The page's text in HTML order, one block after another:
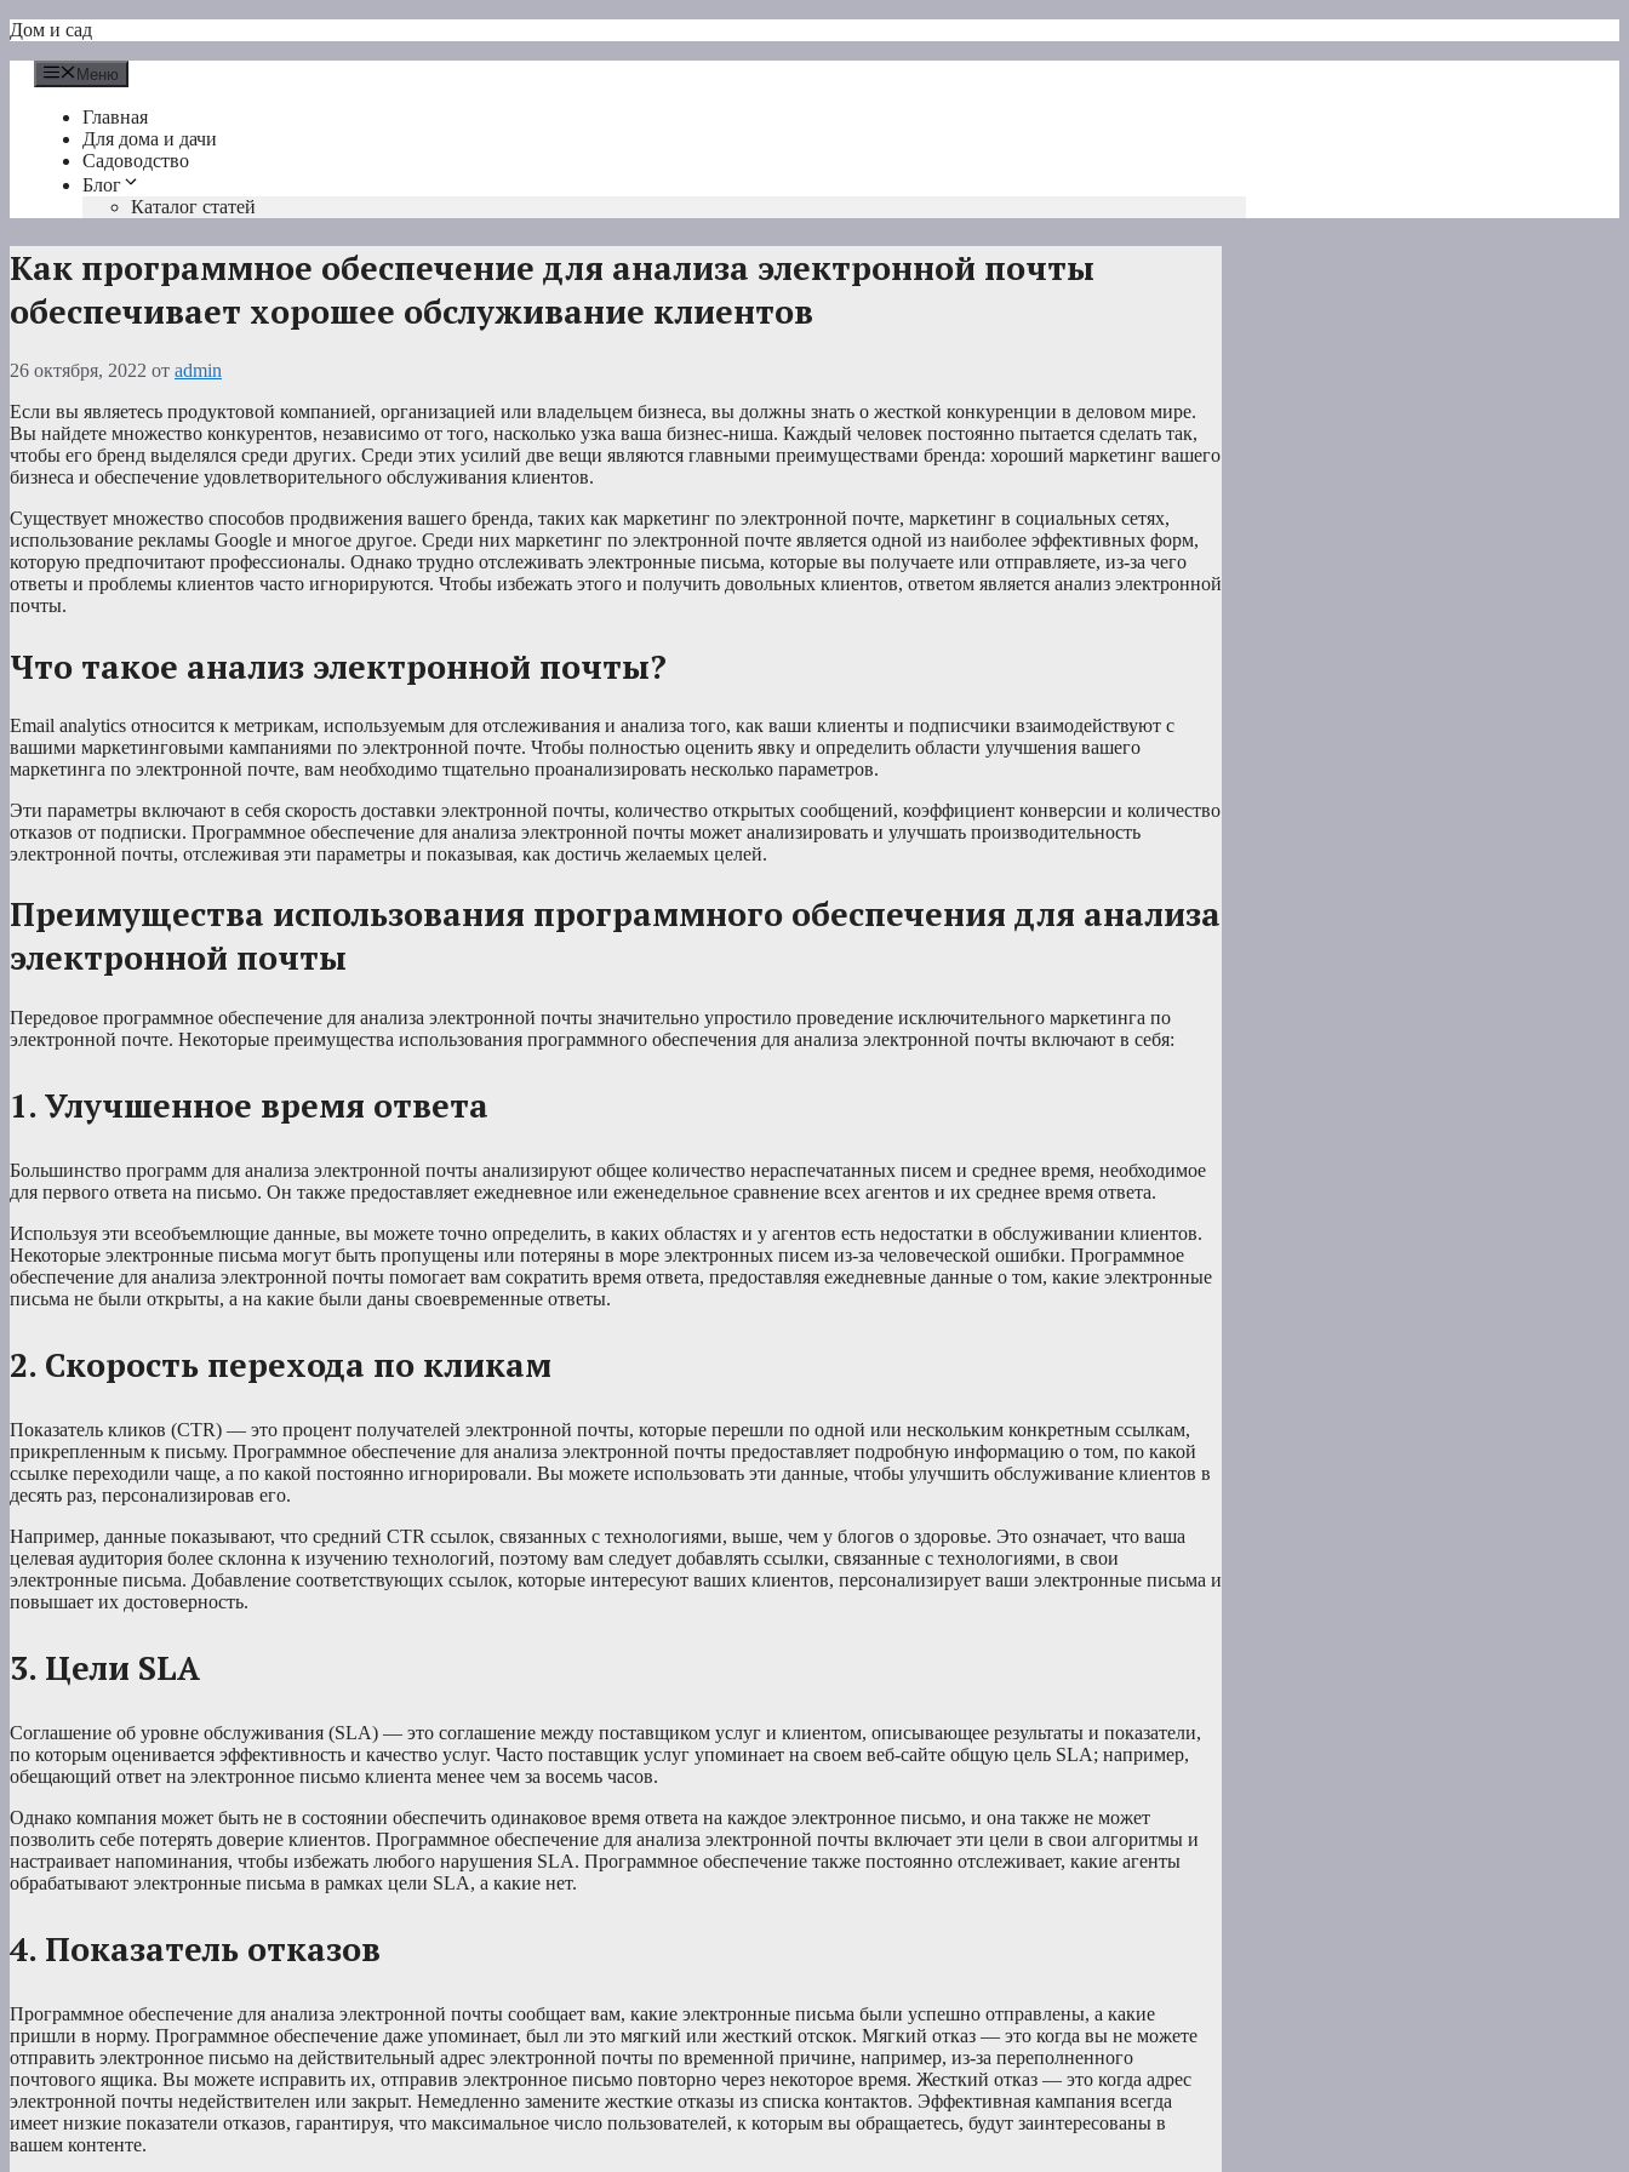
Перейти
содержимому
Дом и сад
Меню
Главная
Для дома и дачи
Садоводство
Блог
Каталог статей
Как программное обеспечение для анализа электронной почты
обеспечивает хорошее обслуживание клиентов
26 октября, 2022 от admin
Если вы являетесь продуктовой компанией, организацией или владельцем бизнеса, вы должны знать о жесткой конкуренции в деловом мире.
Вы найдете множество конкурентов, независимо от того, насколько узка ваша бизнес-ниша. Каждый человек постоянно пытается сделать так,
чтобы его бренд выделялся среди других. Среди этих усилий две вещи являются главными преимуществами бренда: хороший маркетинг вашего
бизнеса и обеспечение удовлетворительного обслуживания клиентов.
Существует множество способов продвижения вашего бренда, таких как маркетинг по электронной почте, маркетинг в социальных сетях,
использование рекламы Google и многое другое. Среди них маркетинг по электронной почте является одной из наиболее эффективных форм,
которую предпочитают профессионалы. Однако трудно отслеживать электронные письма, которые вы получаете или отправляете, из-за чего
ответы и проблемы клиентов часто игнорируются. Чтобы избежать этого и получить довольных клиентов, ответом является анализ электронной
почты.
Что такое анализ электронной почты?
Email analytics относится к метрикам, используемым для отслеживания и анализа того, как ваши клиенты и подписчики взаимодействуют с
вашими маркетинговыми кампаниями по электронной почте. Чтобы полностью оценить явку и определить области улучшения вашего
маркетинга по электронной почте, вам необходимо тщательно проанализировать несколько параметров.
Эти параметры включают в себя скорость доставки электронной почты, количество открытых сообщений, коэффициент конверсии и количество
отказов от подписки. Программное обеспечение для анализа электронной почты может анализировать и улучшать производительность
электронной почты, отслеживая эти параметры и показывая, как достичь желаемых целей.
Преимущества использования программного обеспечения для анализа
электронной почты
Передовое программное обеспечение для анализа электронной почты значительно упростило проведение исключительного маркетинга по
электронной почте. Некоторые преимущества использования программного обеспечения для анализа электронной почты включают в себя:
1. Улучшенное время ответа
Большинство программ для анализа электронной почты анализируют общее количество нераспечатанных писем и среднее время, необходимое
для первого ответа на письмо. Он также предоставляет ежедневное или еженедельное сравнение всех агентов и их среднее время ответа.
Используя эти всеобъемлющие данные, вы можете точно определить, в каких областях и у агентов есть недостатки в обслуживании клиентов.
Некоторые электронные письма могут быть пропущены или потеряны в море электронных писем из-за человеческой ошибки. Программное
обеспечение для анализа электронной почты помогает вам сократить время ответа, предоставляя ежедневные данные о том, какие электронные
письма не были открыты, а на какие были даны своевременные ответы.
2. Скорость перехода по кликам
Показатель кликов (CTR) — это процент получателей электронной почты, которые перешли по одной или нескольким конкретным ссылкам,
прикрепленным к письму. Программное обеспечение для анализа электронной почты предоставляет подробную информацию о том, по какой
ссылке переходили чаще, а по какой постоянно игнорировали. Вы можете использовать эти данные, чтобы улучшить обслуживание клиентов в
десять раз, персонализировав его.
Например, данные показывают, что средний CTR ссылок, связанных с технологиями, выше, чем у блогов о здоровье. Это означает, что ваша
целевая аудитория более склонна к изучению технологий, поэтому вам следует добавлять ссылки, связанные с технологиями, в свои
электронные письма. Добавление соответствующих ссылок, которые интересуют ваших клиентов, персонализирует ваши электронные письма и
повышает их достоверность.
3. Цели SLA
Соглашение об уровне обслуживания (SLA) — это соглашение между поставщиком услуг и клиентом, описывающее результаты и показатели,
по которым оценивается эффективность и качество услуг. Часто поставщик услуг упоминает на своем веб-сайте общую цель SLA; например,
обещающий ответ на электронное письмо клиента менее чем за восемь часов.
Однако компания может быть не в состоянии обеспечить одинаковое время ответа на каждое электронное письмо, и она также не может
позволить себе потерять доверие клиентов. Программное обеспечение для анализа электронной почты включает эти цели в свои алгоритмы и
настраивает напоминания, чтобы избежать любого нарушения SLA. Программное обеспечение также постоянно отслеживает, какие агенты
обрабатывают электронные письма в рамках цели SLA, а какие нет.
4. Показатель отказов
Программное обеспечение для анализа электронной почты сообщает вам, какие электронные письма были успешно отправлены, а какие
пришли в норму. Программное обеспечение даже упоминает, был ли это мягкий или жесткий отскок. Мягкий отказ — это когда вы не можете
отправить электронное письмо на действительный адрес электронной почты по временной причине, например, из-за переполненного
почтового ящика. Вы можете исправить их, отправив электронное письмо повторно через некоторое время. Жесткий отказ — это когда адрес
электронной почты недействителен или закрыт. Немедленно замените жесткие отказы из списка контактов. Эффективная кампания всегда
имеет низкие показатели отказов, гарантируя, что максимальное число пользователей, к которым вы обращаетесь, будут заинтересованы в
вашем контенте.